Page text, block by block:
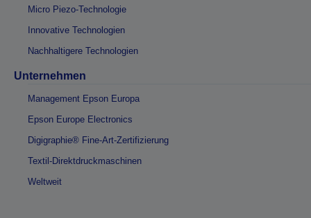
Micro Piezo-Technologie
Innovative Technologien
Nachhaltigere Technologien
Unternehmen
Management Epson Europa
Epson Europe Electronics
Digigraphie® Fine-Art-Zertifizierung
Textil-Direktdruckmaschinen
Weltweit